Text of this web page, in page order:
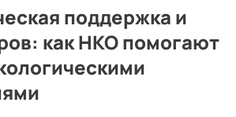
поддержка и
как НКО помогают